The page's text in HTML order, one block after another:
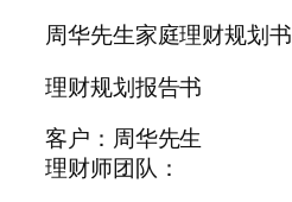
周华先生家庭理财规划书
理财规划报告书
客户：周华先生
理财师团队：